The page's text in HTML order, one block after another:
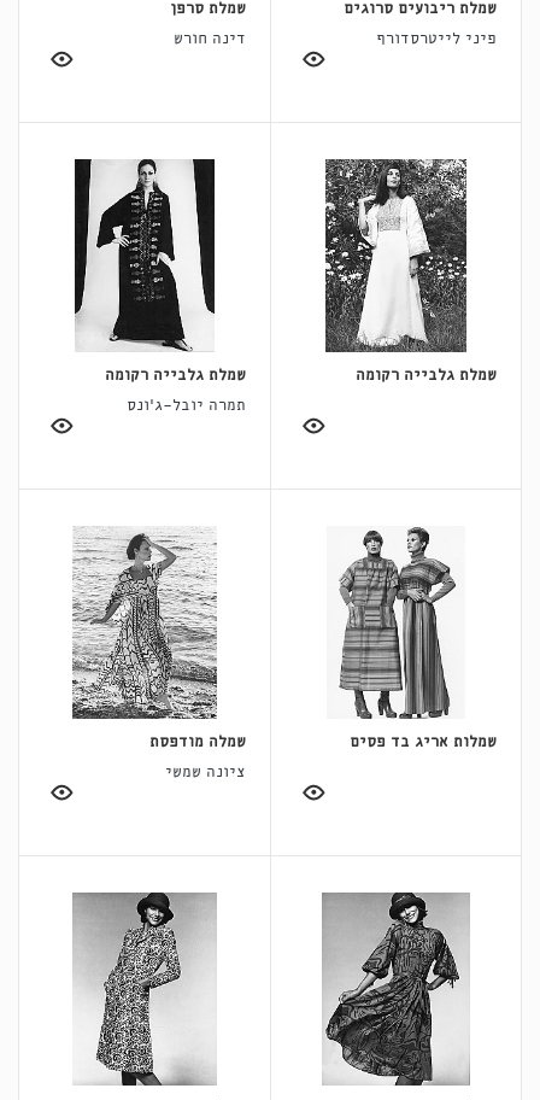
שמלת ריבועים סרוגים
פיני לייטרסדורף
שמלת סרפן
דינה חורש
שמלת גלבייה רקומה
שמלת גלבייה רקומה
תמרה יובל-ג'ונס
שמלות אריג בד פסים
שמלה מודפסת
ציונה שמשי